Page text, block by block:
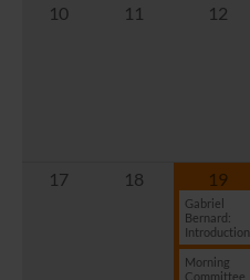
10 11 12
17 18 19
Gabriel
Bernard:
Introduction
Morning
Committee